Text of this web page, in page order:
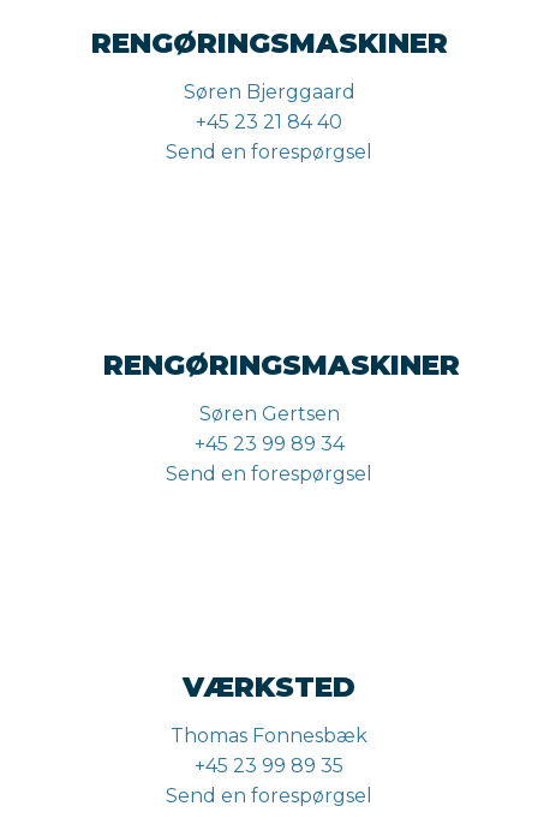
RENGØRINGSMASKINER
Søren Bjerggaard
+45 23 21 84 40
Send en forespørgsel
RENGØRINGSMASKINER
Søren Gertsen
+45 23 99 89 34
Send en forespørgsel
VÆRKSTED
Thomas Fonnesbæk
+45 23 99 89 35
Send en forespørgsel